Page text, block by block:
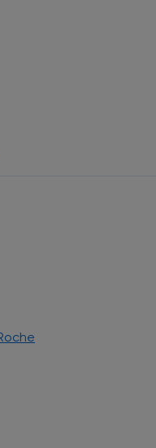
apre in una nuova